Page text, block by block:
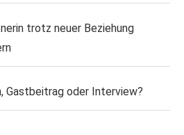
trotz neuer Beziehung
Gastbeitrag oder Interview?